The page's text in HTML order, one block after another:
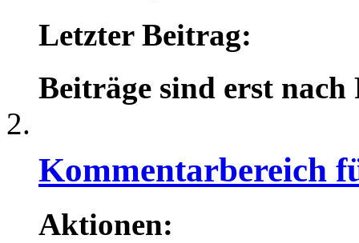
Letzter Beitrag:
Beiträge sind erst
Kommentarbereich
Aktionen: